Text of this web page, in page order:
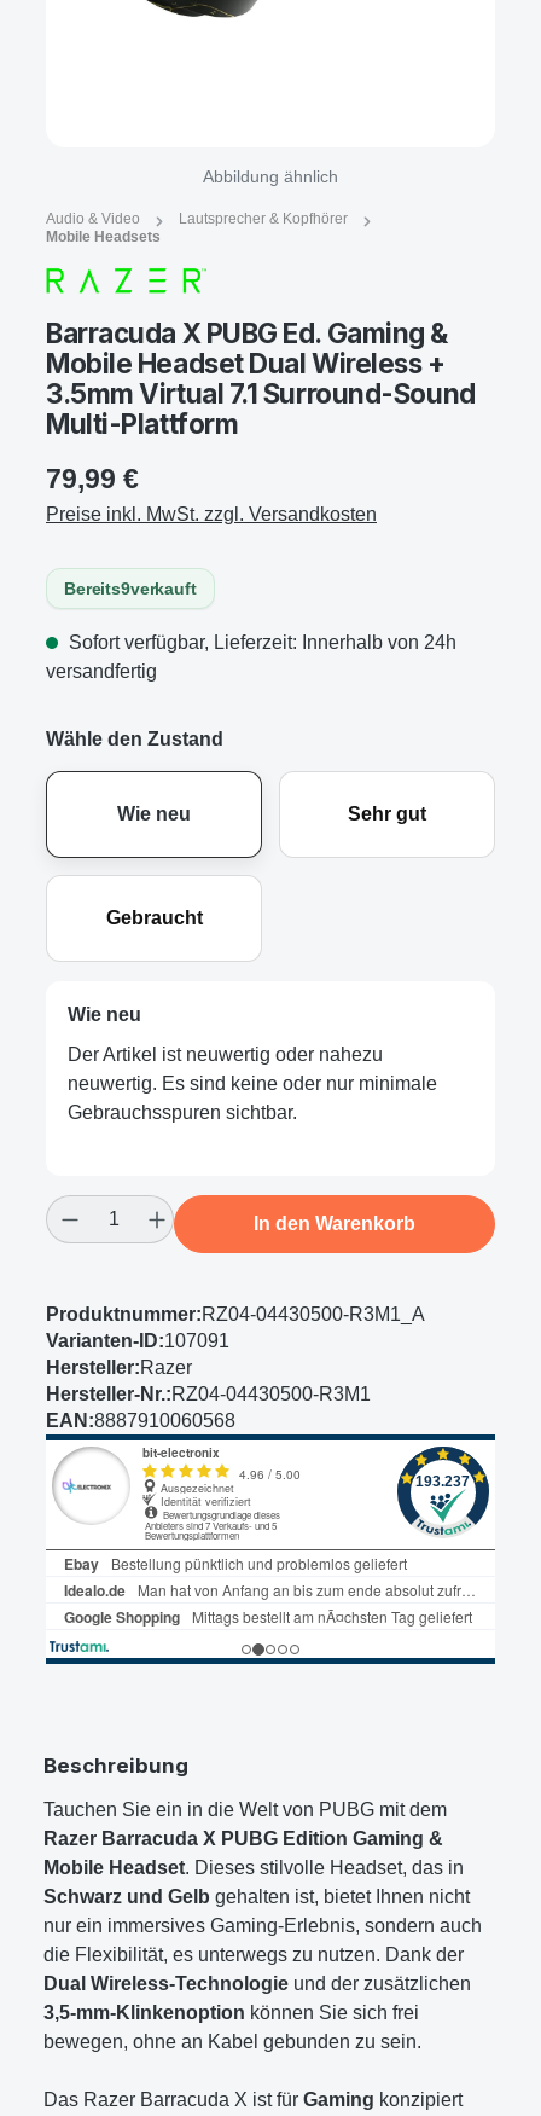
Abbildung ähnlich
Audio & Video
Lautsprecher & Kopfhörer
Mobile Headsets
Barracuda X PUBG Ed. Gaming &
Mobile Headset Dual Wireless +
3.5mm Virtual 7.1 Surround-Sound
Multi-Plattform
79,99 €
Preise inkl. MwSt. zzgl. Versandkosten
Bereits9verkauft
Sofort verfügbar, Lieferzeit: Innerhalb von 24h
versandfertig
Wähle den Zustand
Wie neu Sehr gut
Gebraucht
Wie neu
Der Artikel ist neuwertig oder nahezu
neuwertig. Es sind keine oder nur minimale
Gebrauchsspuren sichtbar.
Produkt Anzahl: Gib den gewünschten
In den Warenkorb
Produktnummer:RZ04-04430500-R3M1_A
Varianten-ID:107091
Hersteller:Razer
Hersteller-Nr.:RZ04-04430500-R3M1
EAN:8887910060568
Beschreibung
Tauchen Sie ein in die Welt von PUBG mit dem
Razer Barracuda X PUBG Edition Gaming &
Mobile Headset. Dieses stilvolle Headset, das in
Schwarz und Gelb gehalten ist, bietet Ihnen nicht
nur ein immersives Gaming-Erlebnis, sondern auch
die Flexibilität, es unterwegs zu nutzen. Dank der
Dual Wireless-Technologie und der zusätzlichen
3,5-mm-Klinkenoption können Sie sich frei
bewegen, ohne an Kabel gebunden zu sein.
Das Razer Barracuda X ist für Gaming konzipiert